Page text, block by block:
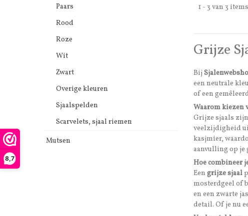
8,7
Paars
Rood
Roze
Wit
Zwart
Overige kleuren
Sjaalspelden
Scarvelets, sjaal riemen
Mutsen
1 - 3 van 3 items
Grijze
Bij
een neutrale
of een
Waarom kiezen
Grijze sjaals
veelzijdigheid
kasjmier,
aanvulling op je
Hoe combineer
Een grijze sjaal
mosterdgeel of
en een zwarte
detail. Of je nu